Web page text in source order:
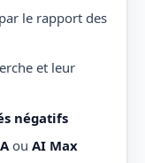
le rapport des
et leur
négatifs
ou AI Max